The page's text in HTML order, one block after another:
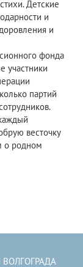
Детские
и
и
фонда
участники
партий
весточку
о родном